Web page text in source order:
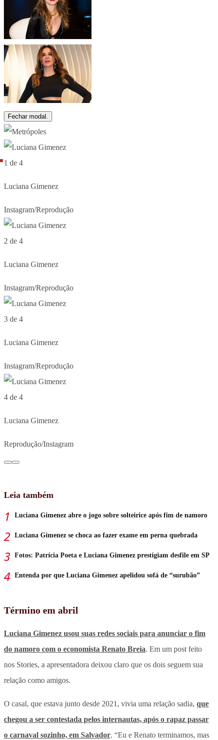
Fechar modal.
1 de 4
Luciana Gimenez
Instagram/Reprodução
2 de 4
Luciana Gimenez
Instagram/Reprodução
3 de 4
Luciana Gimenez
Instagram/Reprodução
4 de 4
Luciana Gimenez
Reprodução/Instagram
Leia também
Luciana Gimenez abre o jogo sobre solteirice após fim de namoro
Luciana Gimenez se choca ao fazer exame em perna quebrada
Fotos: Patrícia Poeta e Luciana Gimenez prestigiam desfile em SP
Entenda por que Luciana Gimenez apelidou sofá de “surubão”
Término em abril
Luciana Gimenez usou suas redes sociais para anunciar o fim
do namoro com o economista Renato Breia. Em um post feito
nos Stories, a apresentadora deixou claro que os dois seguem sua
relação como amigos.
O casal, que estava junto desde 2021, vivia uma relação sadia, que
chegou a ser contestada pelos internautas, após o rapaz passar
o carnaval sozinho, em Salvador. “Eu e Renato terminamos, mas